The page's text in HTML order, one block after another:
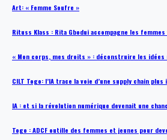
Art: « Femme Soufre »
Rituss Klass : Rita Gbodui accompagne les
« Mon corps, mes droits » : déconstruire les
CILT Togo: l’IA trace la voie d’une supply chain
IA : et si la révolution numérique devenait une
Togo : ADCF outille des femmes et jeunes pour